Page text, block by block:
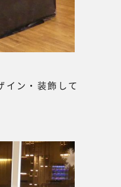
イン・装飾して